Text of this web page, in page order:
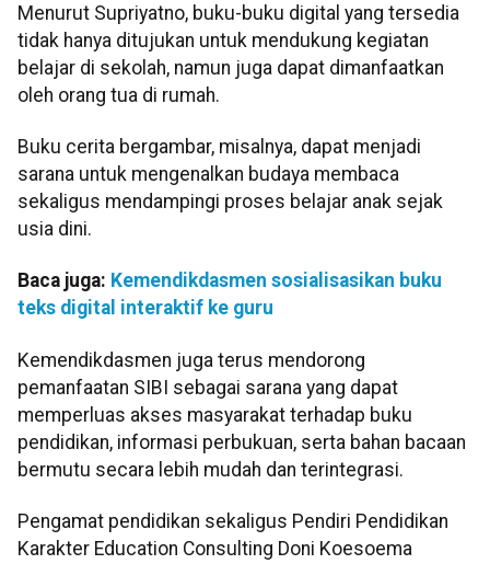
Menurut Supriyatno, buku-buku digital yang tersedia
tidak hanya ditujukan untuk mendukung kegiatan
belajar di sekolah, namun juga dapat dimanfaatkan
oleh orang tua di rumah.
Buku cerita bergambar, misalnya, dapat menjadi
sarana untuk mengenalkan budaya membaca
sekaligus mendampingi proses belajar anak sejak
usia dini.
Baca juga: Kemendikdasmen sosialisasikan buku
teks digital interaktif ke guru
Kemendikdasmen juga terus mendorong
pemanfaatan SIBI sebagai sarana yang dapat
memperluas akses masyarakat terhadap buku
pendidikan, informasi perbukuan, serta bahan bacaan
bermutu secara lebih mudah dan terintegrasi.
Pengamat pendidikan sekaligus Pendiri Pendidikan
Karakter Education Consulting Doni Koesoema